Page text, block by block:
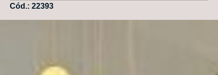
Cód.: 22393